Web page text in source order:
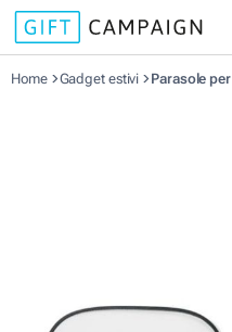
Home Gadget estivi Parasole